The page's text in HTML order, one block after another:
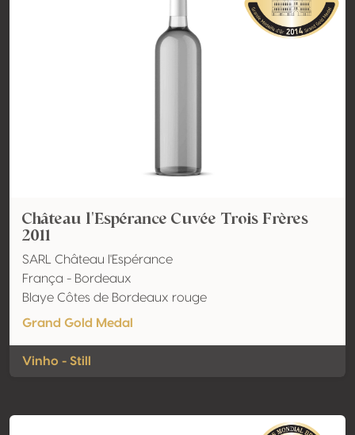
Château l'Espérance Cuvée Trois Frères
2011
SARL Château l'Espérance
França - Bordeaux
Blaye Côtes de Bordeaux rouge
Grand Gold Medal
Vinho - Still